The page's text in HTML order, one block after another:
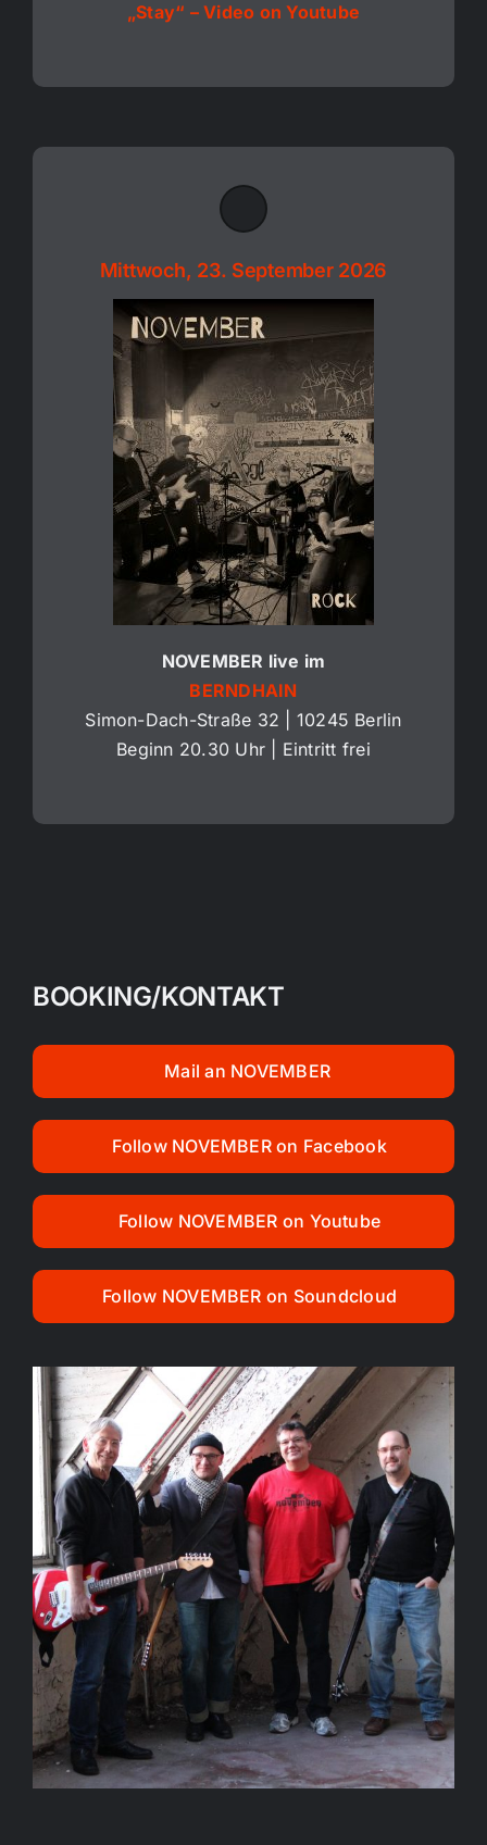
„Stay“ – Video on Youtube
Mittwoch, 23. September 2026
NOVEMBER live im
BERNDHAIN
Simon-Dach-Straße 32 | 10245 Berlin
Beginn 20.30 Uhr | Eintritt frei
BOOKING/KONTAKT
Mail an NOVEMBER
Follow NOVEMBER on Facebook
Follow NOVEMBER on Youtube
Follow NOVEMBER on Soundcloud